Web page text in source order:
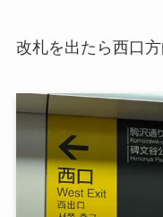
改札を出たら西口